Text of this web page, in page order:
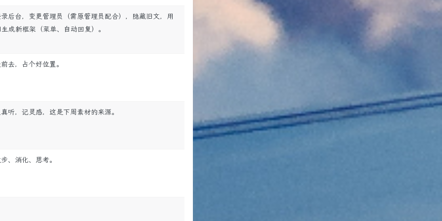
后台，变更管理员（需原管理员配合），隐藏旧文，用
成新框架（菜单、自动回复）。
去，占个好位置。
听，记灵感，这是下周素材的来源。
、消化、思考。